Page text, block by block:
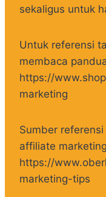
sekaligus untuk
Untuk referensi
membaca
https://
marketing
Sumber
affiliate
https://
marketing-tips